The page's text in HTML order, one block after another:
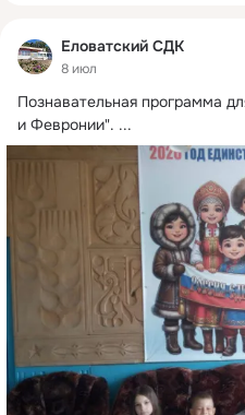
Еловатский СДК
8 июл
Познавательная программа
и Февронии". ...